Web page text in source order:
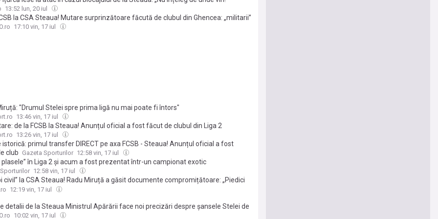
13:52 lun, 20 iul
la CSA Steaua! Mutare surprinzătoare făcută de clubul din Ghencea: „militarii”
nimic de echipa din Liga 1
17:10 vin, 17 iul
"Drumul Stelei spre prima ligă nu mai poate fi întors"
13:46 vin, 17 iul
de la FCSB la Steaua! Anunțul oficial a fost făcut de clubul din Liga 2
13:26 vin, 17 iul
istorică: primul transfer DIRECT pe axa FCSB - Steaua! Anunțul oficial a fost
club Gazeta Sporturilor 12:58 vin, 17 iul
plasele” în Liga 2 și acum a fost prezentat într-un campionat exotic
12:58 vin, 17 iul
civil” la CSA Steaua! Radu Miruță a găsit documente compromițătoare: „Piedici
dedicație! Vom risca să ajungem în Liga a 3-a”
12:19 vin, 17 iul
detalii de la Steaua Ministrul Apărării face noi precizări despre șansele Stelei de
în Liga 1: „S-ar putea rezolva într-o săptămână sau două”
10:02 vin, 17 iul